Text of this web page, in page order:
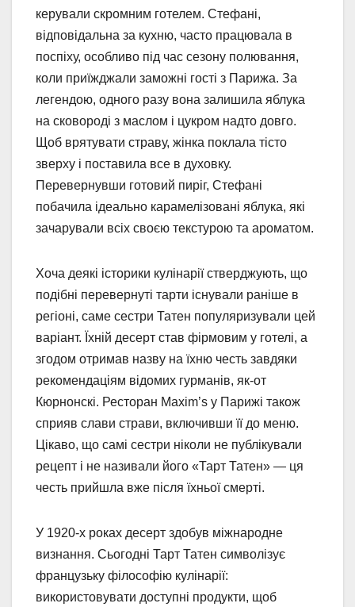
керували скромним готелем. Стефані,
відповідальна за кухню, часто працювала в
поспіху, особливо під час сезону полювання,
коли приїжджали заможні гості з Парижа. За
легендою, одного разу вона залишила яблука
на сковороді з маслом і цукром надто довго.
Щоб врятувати страву, жінка поклала тісто
зверху і поставила все в духовку.
Перевернувши готовий пиріг, Стефані
побачила ідеально карамелізовані яблука, які
зачарували всіх своєю текстурою та ароматом.
Хоча деякі історики кулінарії стверджують, що
подібні перевернуті тарти існували раніше в
регіоні, саме сестри Татен популяризували цей
варіант. Їхній десерт став фірмовим у готелі, а
згодом отримав назву на їхню честь завдяки
рекомендаціям відомих гурманів, як-от
Кюрнонскі. Ресторан Maxim’s у Парижі також
сприяв слави страви, включивши її до меню.
Цікаво, що самі сестри ніколи не публікували
рецепт і не називали його «Тарт Татен» — ця
честь прийшла вже після їхньої смерті.
У 1920-х роках десерт здобув міжнародне
визнання. Сьогодні Тарт Татен символізує
французьку філософію кулінарії:
використовувати доступні продукти, щоб